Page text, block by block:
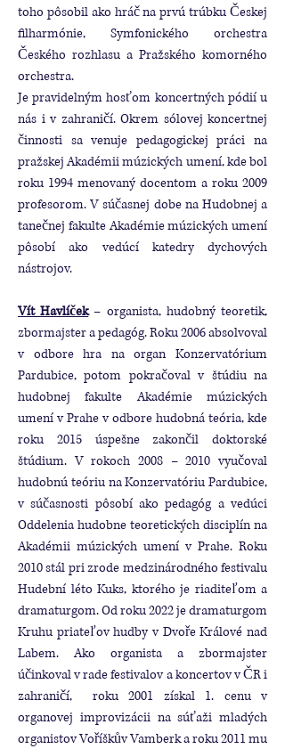
toho pôsobil ako hráč na prvú trúbku Českej
filharmónie, Symfonického orchestra
Českého rozhlasu a Pražského komorného
orchestra.
Je pravidelným hosťom koncertných pódií u
nás i v zahraničí. Okrem sólovej koncertnej
činnosti sa venuje pedagogickej práci na
pražskej Akadémii múzických umení, kde bol
roku 1994 menovaný docentom a roku 2009
profesorom. V súčasnej dobe na Hudobnej a
tanečnej fakulte Akadémie múzických umení
pôsobí ako vedúcí katedry dychových
nástrojov.
Vít Havlíček– organista, hudobný teoretik,
zbormajster a pedagóg. Roku 2006 absolvoval
v odbore hra na organ Konzervatórium
Pardubice, potom pokračoval v štúdiu na
hudobnej fakulte Akadémie múzických
umení v Prahe v odbore hudobná teória, kde
roku 2015 úspešne zakončil doktorské
štúdium. V rokoch 2008 – 2010 vyučoval
hudobnú teóriu na Konzervatóriu Pardubice,
v súčasnosti pôsobí ako pedagóg a vedúci
Oddelenia hudobne teoretických disciplín na
Akadémii múzických umení v Prahe. Roku
2010 stál pri zrode medzinárodného festivalu
Hudební léto Kuks, ktorého je riaditeľom a
dramaturgom. Od roku 2022 je dramaturgom
Kruhu priateľov hudby v Dvoře Králové nad
Labem. Ako organista a zbormajster
účinkoval v rade festivalov a koncertov v ČR i
zahraničí, roku 2001 získal 1. cenu v
organovej improvizácii na súťaži mladých
organistov Voříškův Vamberk a roku 2011 mu